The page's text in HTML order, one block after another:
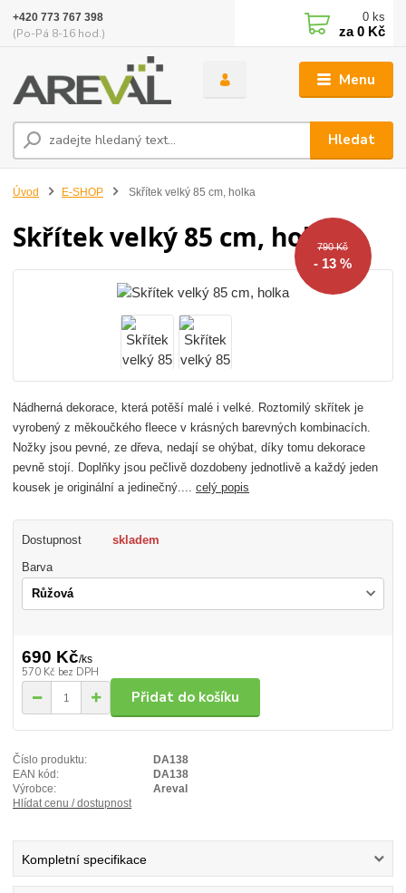
Menu
Hledat
+420 773 767 398
(Po-Pá 8-16 hod.)
0 ks
za0 Kč
Úvod E-SHOP Skřítek velký 85 cm, holka
Skřítek velký 85 cm, holka
790 Kč
- 13 %
Nádherná dekorace, která potěší malé i velké. Roztomilý skřítek je
vyrobený z měkoučkého fleece v krásných barevných kombinacích.
Nožky jsou pevné, ze dřeva, nedají se ohýbat, díky tomu dekorace
pevně stojí. Doplňky jsou pečlivě dozdobeny jednotlivě a každý jeden
kousek je originální a jedinečný....celý popis
Dostupnost skladem
Barva
690 Kč/ks
570 Kč bez DPH
Přidat do košíku
Číslo produktu:
DA138
EAN kód:
DA138
Výrobce:
Areval
Hlídat cenu / dostupnost
Kompletní specifikace